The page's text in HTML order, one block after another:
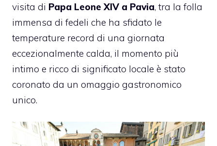
visita di Papa Leone XIV a Pavia, tra la folla
immensa di fedeli che ha sfidato le
temperature record di una giornata
eccezionalmente calda, il momento più
intimo e ricco di significato locale è stato
coronato da un omaggio gastronomico
unico.